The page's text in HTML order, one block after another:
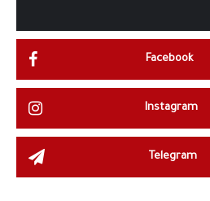
Facebook
Instagram
Telegram